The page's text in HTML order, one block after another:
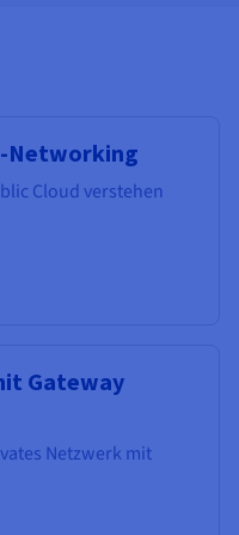
Networking
Cloud verstehen
Gateway
Netzwerk mit